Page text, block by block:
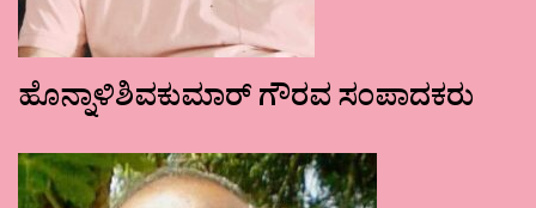
ಹೊನ್ನಾಳಿಶಿವಕುಮಾರ್ ಗೌರವ ಸಂಪಾದಕರು